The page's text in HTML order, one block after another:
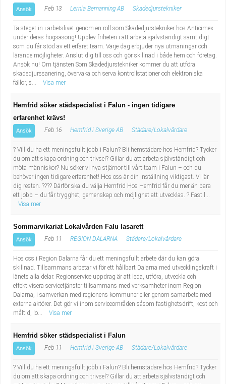
Ansök Feb 13 Lernia Bemanning AB Skadedjurstekniker
Ta steget in i arbetslivet genom en roll som Skadedjurstekniker hos Anticimex
under deras högsäsong! Upplev friheten i att arbeta självständigt samtidigt
som du får stöd av ett erfaret team. Varje dag erbjuder nya utmaningar och
lärande möjligheter. Anslut dig till oss och gör skillnad i både hem och företag.
Ansök nu! Om tjänsten Som Skadedjurstekniker kommer du att utföra
skadedjurssanering, övervaka och serva kontrollstationer och elektroniska
fällor, s...
Visa mer
Hemfrid söker städspecialist i Falun - ingen tidigare
erfarenhet krävs!
Ansök Feb 16 Hemfrid i Sverige AB Städare/Lokalvårdare
? Vill du ha ett meningsfullt jobb i Falun? Bli hemstädare hos Hemfrid? Tycker
du om att skapa ordning och trivsel? Gillar du att arbeta självständigt och
möta människor? Nu söker vi nya stjärnor till vårt team i Falun – och du
behöver ingen tidigare erfarenhet! Hos oss är din inställning viktigast. Vi lär
dig resten. ???? Därför ska du välja Hemfrid Hos Hemfrid får du mer än bara
ett jobb – du får trygghet, gemenskap och möjlighet att utvecklas. ? Fast l...
Visa mer
Sommarvikariat Lokalvården Falu lasarett
Ansök Feb 11 REGION DALARNA Städare/Lokalvårdare
Hos oss i Region Dalarna får du ett meningsfullt arbete där du kan göra
skillnad. Tillsammans arbetar vi för ett hållbart Dalarna med utvecklingskraft i
länets alla delar. Regionservice uppdrag är att leda, utföra, utveckla och
effektivisera servicetjänster tillsammans med verksamheter inom Region
Dalarna, i samverkan med regionens kommuner eller genom samarbete med
externa aktörer. Det gör vi inom serviceområden såsom fastighetsdrift, kost och
måltid, lo...
Visa mer
Hemfrid söker städspecialist i Falun
Ansök Feb 11 Hemfrid i Sverige AB Städare/Lokalvårdare
? Vill du ha ett meningsfullt jobb i Falun? Bli hemstädare hos Hemfrid? Tycker
du om att skapa ordning och trivsel? Gillar du att arbeta självständigt och